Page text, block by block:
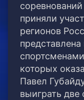
приняли
регионов
которых
Павел
выиграть две